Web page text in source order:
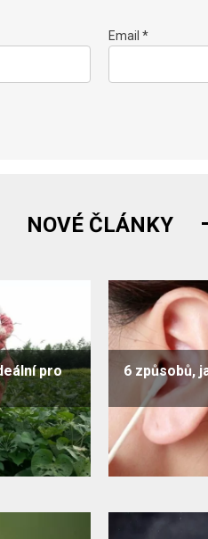
Email *
NOVÉ ČLÁNKY
pro
6 způsobů,